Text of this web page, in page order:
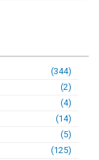
(344)
(2)
(4)
(14)
(5)
(125)